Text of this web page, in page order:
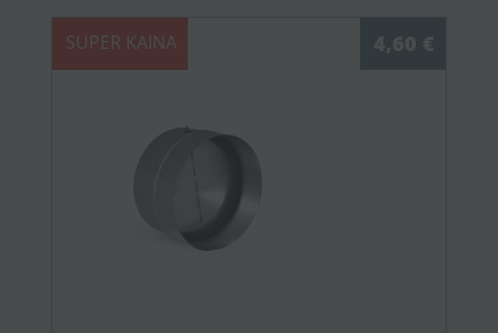
SUPER KAINA 4,60 €